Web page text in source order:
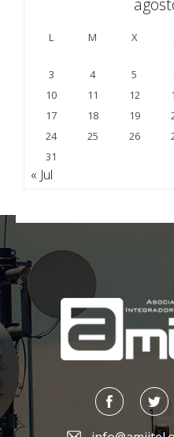
L M X
3
4 5
10
11 12
17
18 19
24
25 26
31
« Jul
;